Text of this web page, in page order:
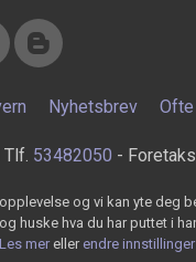
Nyhetsbrev
Tlf. 53482050 -
og vi kan yte deg
huske hva du har puttet i
Les mer eller endre